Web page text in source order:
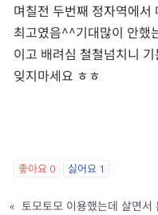
며칠전 두번째 정자역에
최고였음^^기대많이 안했
이고 배려심 철철넘치니
잊지마세요 ㅎㅎ
좋아요 0 싫어요 1
« 토모토모 이용했는데 살면서